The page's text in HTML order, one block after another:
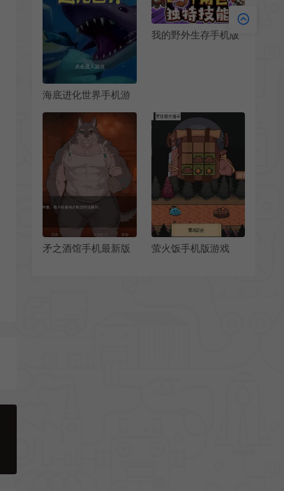
海底进化世界手机游
我的野外生存手机版
矛之酒馆手机最新版
萤火饭手机版游戏